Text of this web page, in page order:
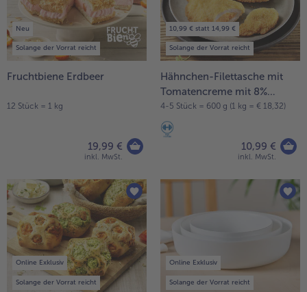
alle Brot & Brötchen
Kuchen & Torten
alle Kuchen & Torten
Wein & Spirituosen
Küchenutensilien
alle Küchenutensilien
alle Für die Heißluftfritteuse
bofrost*free
alle bofrost*free
alle bofrost*high Protein
bofrost*plus.
Neu
Solange der Vorrat reicht
Fruchtbiene Erdbeer
12 Stück = 1 kg
19,99 €
inkl. MwSt.
10,99 € statt 14,99 €
Solange der Vorrat reicht
Hähnchen-Filettasche mit
Tomatencreme mit 8%
Flüssigwürzung
4-5 Stück = 600 g (1 kg = € 18,32)
10,99 €
inkl. MwSt.
Online Exklusiv
Solange der Vorrat reicht
Online Exklusiv
Solange der Vorrat reicht